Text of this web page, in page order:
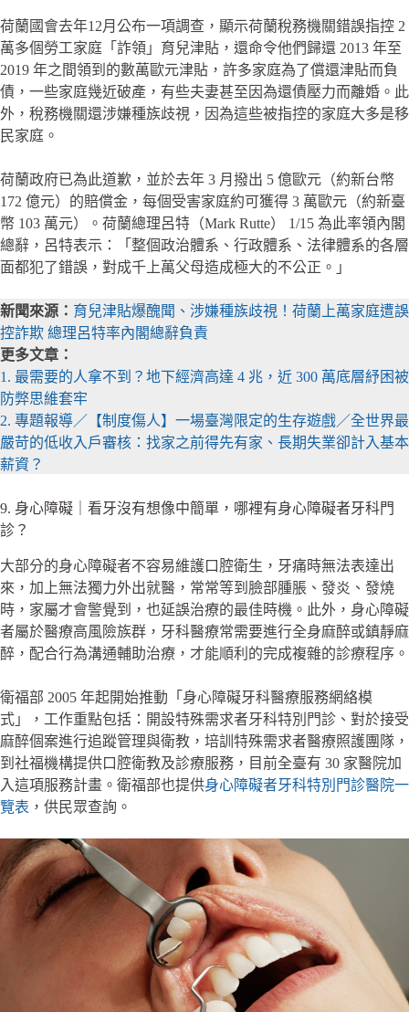
荷蘭國會去年12月公布一項調查，顯示荷蘭稅務機關錯誤指控 2
萬多個勞工家庭「詐領」育兒津貼，還命令他們歸還 2013 年至
2019 年之間領到的數萬歐元津貼，許多家庭為了償還津貼而負
債，一些家庭幾近破產，有些夫妻甚至因為還債壓力而離婚。此
外，稅務機關還涉嫌種族歧視，因為這些被指控的家庭大多是移
民家庭。
荷蘭政府已為此道歉，並於去年 3 月撥出 5 億歐元（約新台幣
172 億元）的賠償金，每個受害家庭約可獲得 3 萬歐元（約新臺
幣 103 萬元）。荷蘭總理呂特（Mark Rutte） 1/15 為此率領內閣
總辭，呂特表示：「整個政治體系、行政體系、法律體系的各層
面都犯了錯誤，對成千上萬父母造成極大的不公正。」
新聞來源： 育兒津貼爆醜聞、涉嫌種族歧視！荷蘭上萬家庭遭誤
控詐欺 總理呂特率內閣總辭負責
更多文章：
1. 最需要的人拿不到？地下經濟高達 4 兆，近 300 萬底層紓困被
防弊思維套牢
2. 專題報導／【制度傷人】一場臺灣限定的生存遊戲／全世界最
嚴苛的低收入戶審核：找家之前得先有家、長期失業卻計入基本
薪資？
9. 身心障礙｜看牙沒有想像中簡單，哪裡有身心障礙者牙科門
診？
大部分的身心障礙者不容易維護口腔衛生，牙痛時無法表達出
來，加上無法獨力外出就醫，常常等到臉部腫脹、發炎、發燒
時，家屬才會警覺到，也延誤治療的最佳時機。此外，身心障礙
者屬於醫療高風險族群，牙科醫療常需要進行全身麻醉或鎮靜麻
醉，配合行為溝通輔助治療，才能順利的完成複雜的診療程序。
衛福部 2005 年起開始推動「身心障礙牙科醫療服務網絡模
式」，工作重點包括：開設特殊需求者牙科特別門診、對於接受
麻醉個案進行追蹤管理與衛教，培訓特殊需求者醫療照護團隊，
到社福機構提供口腔衛教及診療服務，目前全臺有 30 家醫院加
入這項服務計畫。衛福部也提供身心障礙者牙科特別門診醫院一
覽表 ，供民眾查詢。